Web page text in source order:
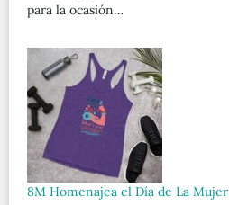
para la ocasión…
8M Homenajea el Día de La Mujer